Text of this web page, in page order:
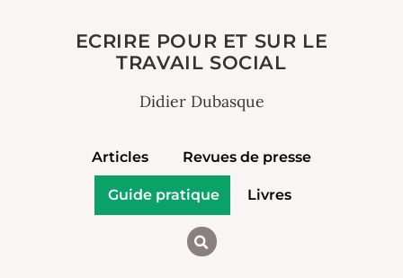
ECRIRE POUR ET SUR LE
TRAVAIL SOCIAL
Didier Dubasque
Articles Revues de presse
Guide pratique Livres